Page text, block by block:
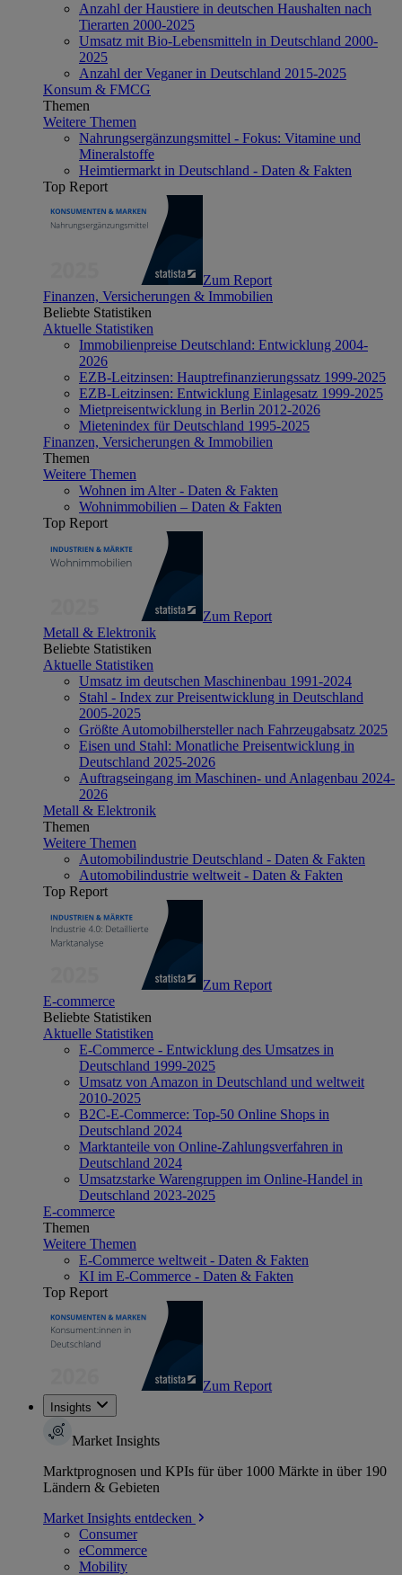
Anzahl der Haustiere in deutschen Haushalten nach
Tierarten 2000-2025
Umsatz mit Bio-Lebensmitteln in Deutschland 2000-
2025
Anzahl der Veganer in Deutschland 2015-2025
Konsum & FMCG
Themen
Weitere Themen
Nahrungsergänzungsmittel - Fokus: Vitamine und
Mineralstoffe
Heimtiermarkt in Deutschland - Daten & Fakten
Top Report
Zum Report
Finanzen, Versicherungen & Immobilien
Beliebte Statistiken
Aktuelle Statistiken
Immobilienpreise Deutschland: Entwicklung 2004-
2026
EZB-Leitzinsen: Hauptrefinanzierungssatz 1999-2025
EZB-Leitzinsen: Entwicklung Einlagesatz 1999-2025
Mietpreisentwicklung in Berlin 2012-2026
Mietenindex für Deutschland 1995-2025
Finanzen, Versicherungen & Immobilien
Themen
Weitere Themen
Wohnen im Alter - Daten & Fakten
Wohnimmobilien – Daten & Fakten
Top Report
Zum Report
Metall & Elektronik
Beliebte Statistiken
Aktuelle Statistiken
Umsatz im deutschen Maschinenbau 1991-2024
Stahl - Index zur Preisentwicklung in Deutschland
2005-2025
Größte Automobilhersteller nach Fahrzeugabsatz 2025
Eisen und Stahl: Monatliche Preisentwicklung in
Deutschland 2025-2026
Auftragseingang im Maschinen- und Anlagenbau 2024-
2026
Metall & Elektronik
Themen
Weitere Themen
Automobilindustrie Deutschland - Daten & Fakten
Automobilindustrie weltweit - Daten & Fakten
Top Report
Zum Report
E-commerce
Beliebte Statistiken
Aktuelle Statistiken
E-Commerce - Entwicklung des Umsatzes in
Deutschland 1999-2025
Umsatz von Amazon in Deutschland und weltweit
2010-2025
B2C-E-Commerce: Top-50 Online Shops in
Deutschland 2024
Marktanteile von Online-Zahlungsverfahren in
Deutschland 2024
Umsatzstarke Warengruppen im Online-Handel in
Deutschland 2023-2025
E-commerce
Themen
Weitere Themen
E-Commerce weltweit - Daten & Fakten
KI im E-Commerce - Daten & Fakten
Top Report
Zum Report
Insights
Market Insights
Marktprognosen und KPIs für über 1000 Märkte in über 190
Ländern & Gebieten
Market Insights entdecken
Consumer
eCommerce
Mobility